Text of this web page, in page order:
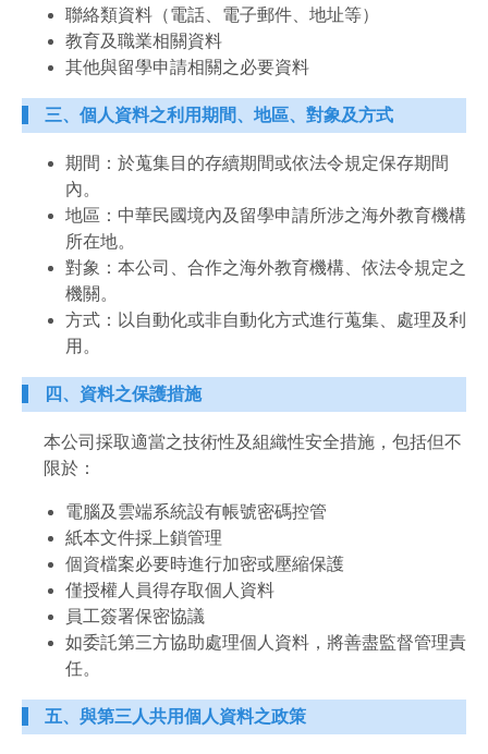
聯絡類資料（電話、電子郵件、地址等）
教育及職業相關資料
其他與留學申請相關之必要資料
三、個人資料之利用期間、地區、對象及方式
期間：於蒐集目的存續期間或依法令規定保存期間
內。
地區：中華民國境內及留學申請所涉之海外教育機構
所在地。
對象：本公司、合作之海外教育機構、依法令規定之
機關。
方式：以自動化或非自動化方式進行蒐集、處理及利
用。
四、資料之保護措施
本公司採取適當之技術性及組織性安全措施，包括但不
限於：
電腦及雲端系統設有帳號密碼控管
紙本文件採上鎖管理
個資檔案必要時進行加密或壓縮保護
僅授權人員得存取個人資料
員工簽署保密協議
如委託第三方協助處理個人資料，將善盡監督管理責
任。
五、與第三人共用個人資料之政策